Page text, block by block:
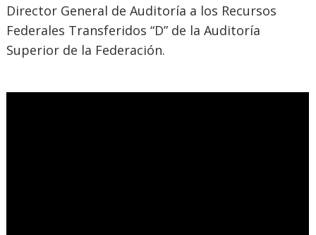
Director General de Auditoría a los Recursos
Federales Transferidos “D” de la Auditoría
Superior de la Federación.